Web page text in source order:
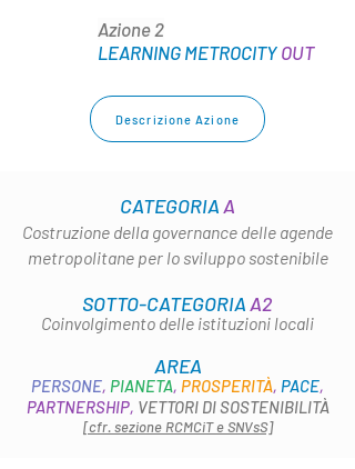
Azione 2
LEARNING METROCITY OUT
Descrizione Azione
CATEGORIAA
Costruzione della governance delle agende
metropolitane per lo sviluppo sostenibile
SOTTO-CATEGORIAA2
Coinvolgimento delle istituzioni locali
AREA
PERSONE, PIANETA, PROSPERITÀ, PACE,
PARTNERSHIP, VETTORI DI SOSTENIBILITÀ
[cfr. sezione RCMCiT e SNVsS]